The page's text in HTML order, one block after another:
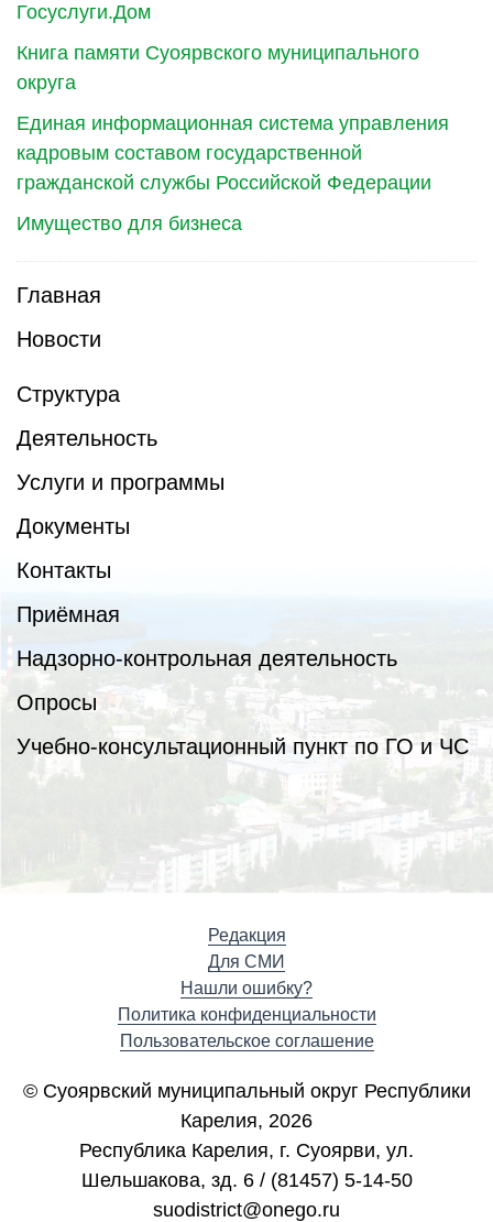
Госуслуги.Дом
Книга памяти Суоярвского муниципального
округа
Единая информационная система управления
кадровым составом государственной
гражданской службы Российской Федерации
Имущество для бизнеса
Главная
Новости
Структура
Деятельность
Услуги и программы
Документы
Контакты
Приёмная
Надзорно-контрольная деятельность
Опросы
Учебно-консультационный пункт по ГО и ЧС
Редакция
Для СМИ
Нашли ошибку?
Политика конфиденциальности
Пользовательское соглашение
© Суоярвский муниципальный округ Республики
Карелия, 2026
Республика Карелия, г. Cуоярви, ул.
Шельшакова, зд. 6 / (81457) 5-14-50
suodistrict@onego.ru